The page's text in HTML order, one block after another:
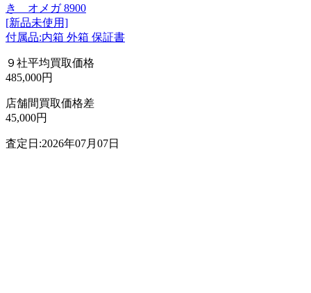
き オメガ 8900
[新品未使用]
付属品:内箱 外箱 保証書
９社平均買取価格
485,000円
店舗間買取価格差
45,000円
査定日:2026年07月07日